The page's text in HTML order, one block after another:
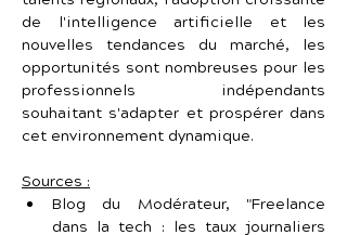
de l'intelligence artificielle et les
nouvelles tendances du marché, les
opportunités sont nombreuses pour les
professionnels indépendants
souhaitant s'adapter et prospérer dans
cet environnement dynamique.
Sources :
Blog du Modérateur, "Freelance
dans la tech : les taux journaliers